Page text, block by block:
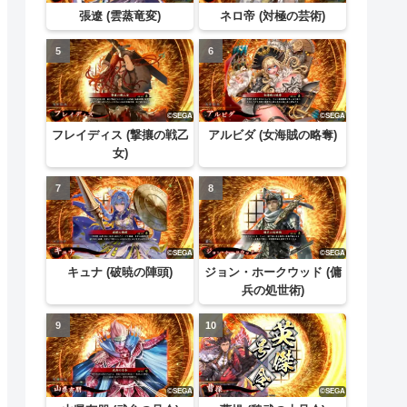
張遼 (雲蒸竜変) ネロ帝 (対極の芸術)
フレイディス (撃攘の戦乙
女)
アルビダ (女海賊の略奪)
キュナ (破暁の陣頭)
ジョン・ホークウッド (傭
兵の処世術)